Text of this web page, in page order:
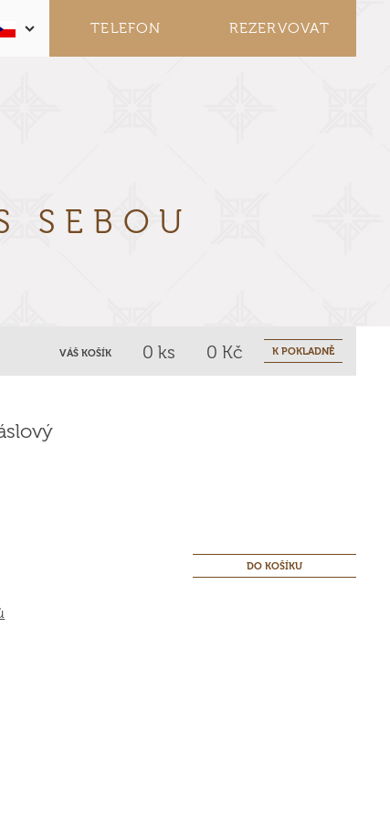
TELEFON REZERVOVAT
SEBOU
VÁŠ KOŠÍK 0 ks 0 Kč K POKLADNĚ